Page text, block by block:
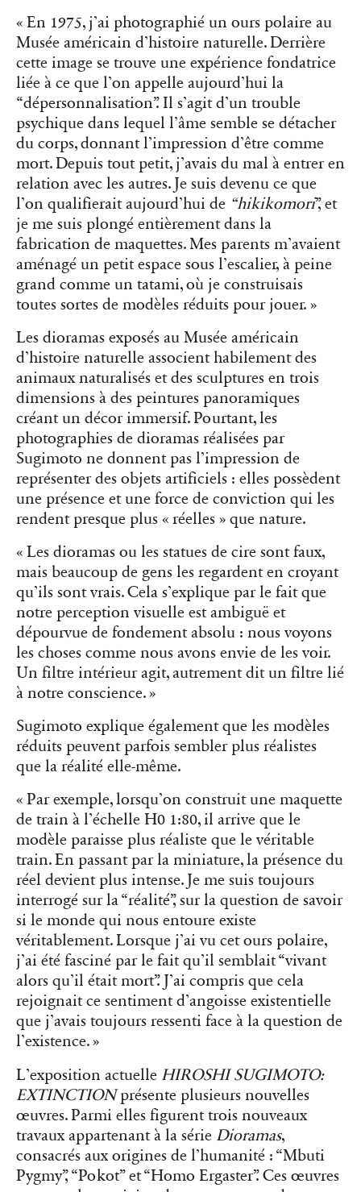
« En 1975, j’ai photographié un ours polaire au
Musée américain d’histoire naturelle. Derrière
cette image se trouve une expérience fondatrice
liée à ce que l’on appelle aujourd’hui la
“dépersonnalisation”. Il s’agit d’un trouble
psychique dans lequel l’âme semble se détacher
du corps, donnant l’impression d’être comme
mort. Depuis tout petit, j’avais du mal à entrer en
relation avec les autres. Je suis devenu ce que
l’on qualifierait aujourd’hui de “hikikomori”, et
je me suis plongé entièrement dans la
fabrication de maquettes. Mes parents m’avaient
aménagé un petit espace sous l’escalier, à peine
grand comme un tatami, où je construisais
toutes sortes de modèles réduits pour jouer. »
Les dioramas exposés au Musée américain
d’histoire naturelle associent habilement des
animaux naturalisés et des sculptures en trois
dimensions à des peintures panoramiques
créant un décor immersif. Pourtant, les
photographies de dioramas réalisées par
Sugimoto ne donnent pas l’impression de
représenter des objets artificiels : elles possèdent
une présence et une force de conviction qui les
rendent presque plus « réelles » que nature.
« Les dioramas ou les statues de cire sont faux,
mais beaucoup de gens les regardent en croyant
qu’ils sont vrais. Cela s’explique par le fait que
notre perception visuelle est ambiguë et
dépourvue de fondement absolu : nous voyons
les choses comme nous avons envie de les voir.
Un filtre intérieur agit, autrement dit un filtre lié
à notre conscience. »
Sugimoto explique également que les modèles
réduits peuvent parfois sembler plus réalistes
que la réalité elle-même.
« Par exemple, lorsqu’on construit une maquette
de train à l’échelle H0 1:80, il arrive que le
modèle paraisse plus réaliste que le véritable
train. En passant par la miniature, la présence du
réel devient plus intense. Je me suis toujours
interrogé sur la “réalité”, sur la question de savoir
si le monde qui nous entoure existe
véritablement. Lorsque j’ai vu cet ours polaire,
j’ai été fasciné par le fait qu’il semblait “vivant
alors qu’il était mort”. J’ai compris que cela
rejoignait ce sentiment d’angoisse existentielle
que j’avais toujours ressenti face à la question de
l’existence. »
L’exposition actuelle HIROSHI SUGIMOTO:
EXTINCTIONprésente plusieurs nouvelles
œuvres. Parmi elles figurent trois nouveaux
travaux appartenant à la série Dioramas,
consacrés aux origines de l’humanité : “Mbuti
Pygmy”, “Pokot”et “Homo Ergaster”. Ces œuvres